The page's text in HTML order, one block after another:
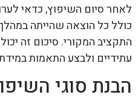
לאחר סיום השיפוץ, כדאי
כולל כל הוצאה שהייתה
התקציב המקורי. סיכום זה
עתידיים ולבצע התאמות
הבנת סוגי